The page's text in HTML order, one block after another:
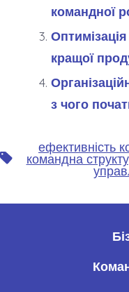
командної
кращої
з чого
Позначки
ефективність
командна